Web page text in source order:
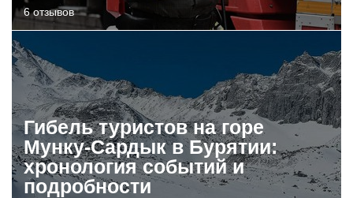
6 отзывов
Гибель туристов на горе
Мунку-Сардык в Бурятии:
хронология событий и
подробности